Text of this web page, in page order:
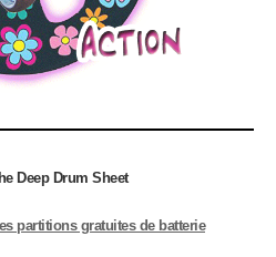
Deep Drum Sheet
partitions gratuites de batterie